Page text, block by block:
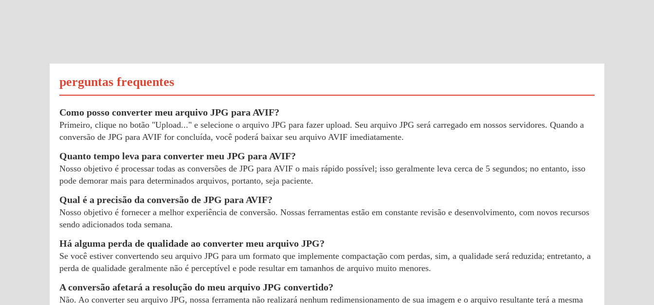
perguntas frequentes
Como posso converter meu arquivo JPG para AVIF?
Primeiro, clique no botão "Upload..." e selecione o arquivo JPG para fazer upload. Seu arquivo JPG será carregado em nossos servidores. Quando a
conversão de JPG para AVIF for concluída, você poderá baixar seu arquivo AVIF imediatamente.
Quanto tempo leva para converter meu JPG para AVIF?
Nosso objetivo é processar todas as conversões de JPG para AVIF o mais rápido possível; isso geralmente leva cerca de 5 segundos; no entanto, isso
pode demorar mais para determinados arquivos, portanto, seja paciente.
Qual é a precisão da conversão de JPG para AVIF?
Nosso objetivo é fornecer a melhor experiência de conversão. Nossas ferramentas estão em constante revisão e desenvolvimento, com novos recursos
sendo adicionados toda semana.
Há alguma perda de qualidade ao converter meu arquivo JPG?
Se você estiver convertendo seu arquivo JPG para um formato que implemente compactação com perdas, sim, a qualidade será reduzida; entretanto, a
perda de qualidade geralmente não é perceptível e pode resultar em tamanhos de arquivo muito menores.
A conversão afetará a resolução do meu arquivo JPG convertido?
Não. Ao converter seu arquivo JPG, nossa ferramenta não realizará nenhum redimensionamento de sua imagem e o arquivo resultante terá a mesma